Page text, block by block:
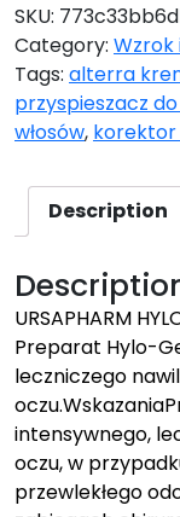
SKU:
Category: Wzrok
Tags: alterra
przyspieszacz
włosów,
Description
URSAPHARM
Preparat Hylo-
leczniczego
intensywnego,
oczu, w
przewlekłego